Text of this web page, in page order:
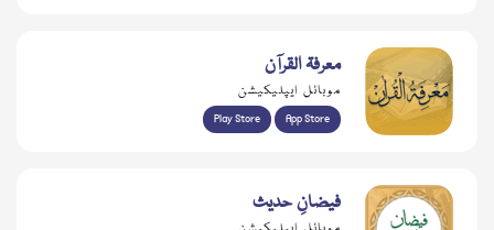
معرفۃ القرآن
موبائل ایپلیکیشن
Play Store App Store
فیضانِ حدیث